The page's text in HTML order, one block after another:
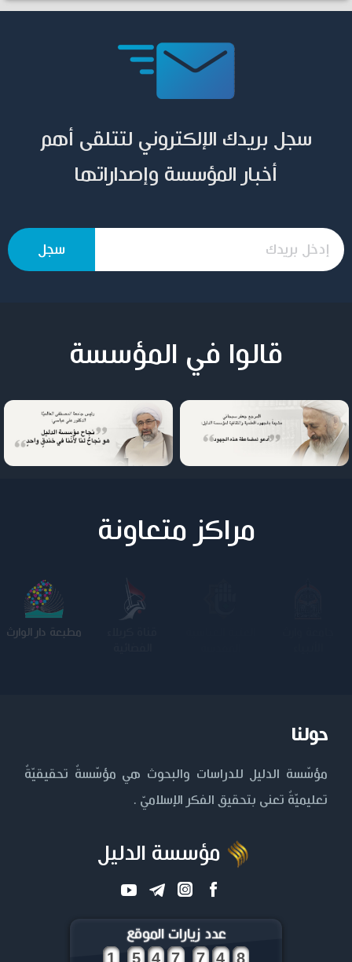
سجل بريدك الإلكتروني لتتلقى أهم
أخبار المؤسسة وإصداراتها
قالوا في المؤسسة
مراكز متعاونة
مطبعة دار الوارث
حولنا
مؤسّسة الدليل للدراسات والبحوث هي مؤسّسةٌ تحقيقيّةٌ
تعليميّةٌ تعنى بتحقيق الفكر الإسلاميّ .
مؤسسة الدليل
عدد زيارات الموقع